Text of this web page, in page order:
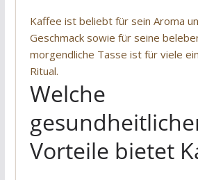
Kaffee ist beliebt für sein Aroma
Geschmack sowie für seine
morgendliche Tasse ist für viele
Ritual.
Welche
Vorteile bietet